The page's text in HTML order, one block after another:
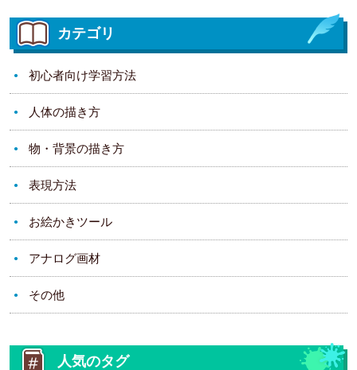
カテゴリ
初心者向け学習方法
人体の描き方
物・背景の描き方
表現方法
お絵かきツール
アナログ画材
その他
人気のタグ